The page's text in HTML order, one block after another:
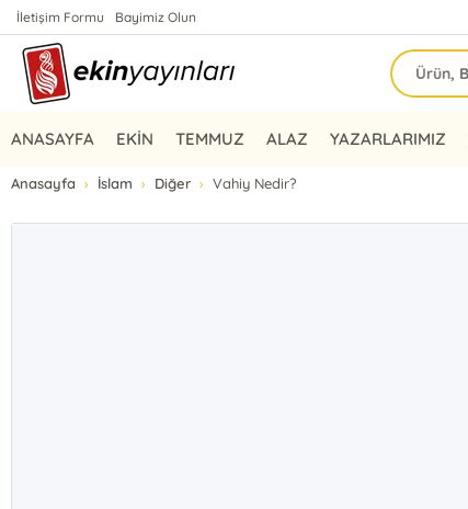
İletişim Formu Bayimiz Olun
ANASAYFA EKİN TEMMUZ ALAZ YAZARLARIMIZ
Anasayfa İslam Diğer Vahiy Nedir?